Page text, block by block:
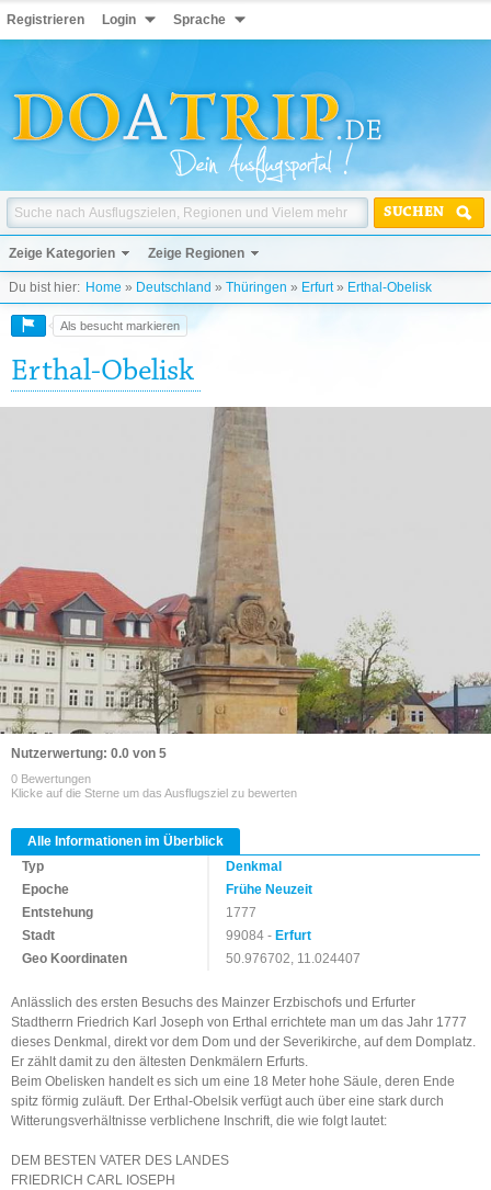
Registrieren Login Sprache
SUCHEN
Zeige Kategorien Zeige Regionen
Du bist hier: Home » Deutschland » Thüringen » Erfurt» Erthal-Obelisk
Als besucht markieren
Erthal-Obelisk
Nutzerwertung: 0.0 von 5
0 Bewertungen
Klicke auf die Sterne um das Ausflugsziel zu bewerten
Alle Informationen im Überblick
Typ
Denkmal
Epoche
Frühe Neuzeit
Entstehung
1777
Stadt
99084 -Erfurt
Geo Koordinaten
50.976702, 11.024407
Anlässlich des ersten Besuchs des Mainzer Erzbischofs und Erfurter
Stadtherrn Friedrich Karl Joseph von Erthal errichtete man um das Jahr 1777
dieses Denkmal, direkt vor dem Dom und der Severikirche, auf dem Domplatz.
Er zählt damit zu den ältesten Denkmälern Erfurts.
Beim Obelisken handelt es sich um eine 18 Meter hohe Säule, deren Ende
spitz förmig zuläuft. Der Erthal-Obelsik verfügt auch über eine stark durch
Witterungsverhältnisse verblichene Inschrift, die wie folgt lautet:
DEM BESTEN VATER DES LANDES
FRIEDRICH CARL IOSEPH